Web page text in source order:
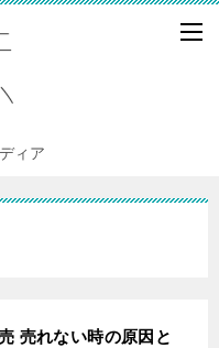
ィア
売れない時の原因と